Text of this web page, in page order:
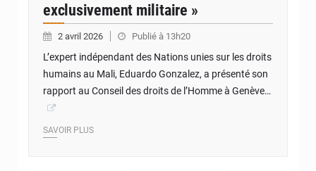
exclusivement militaire »
2 avril 2026 Publié à 13h20
L’expert indépendant des Nations unies sur les droits
humains au Mali, Eduardo Gonzalez, a présenté son
rapport au Conseil des droits de l’Homme à Genève…
SAVOIR PLUS